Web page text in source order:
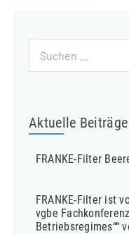
nach:
Aktuelle Beiträge
FRANKE-Filter
FRANKE-Filter ist
vgbe
Betriebsregimes““